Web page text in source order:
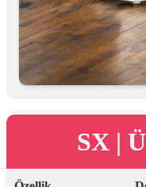
SX |